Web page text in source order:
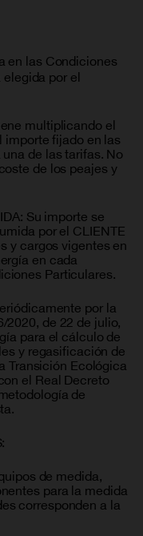
en las Condiciones
por el
multiplicando el
fijado en las
de las tarifas. No
de los peajes y
Su importe se
por el CLIENTE
y cargos vigentes en
en cada
Particulares.
por la
de 22 de julio,
para el cálculo de
y regasificación de
Transición Ecológica
el Real Decreto
de
de medida,
para la medida
corresponden a la